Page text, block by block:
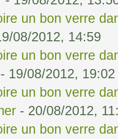
un bon verre
08/2012, 14:59
un bon verre
- 19/08/2012, 19:02
un bon verre
- 20/08/2012,
un bon verre